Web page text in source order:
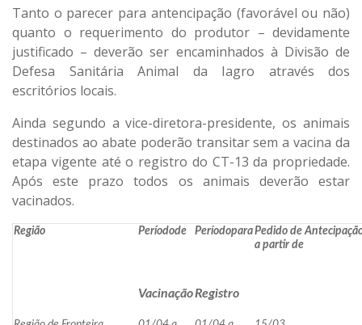
Tanto o parecer para antencipação (favorável ou não)
quanto o requerimento do produtor – devidamente
justificado – deverão ser encaminhados à Divisão de
Defesa Sanitária Animal da Iagro através dos
escritórios locais.
Ainda segundo a vice-diretora-presidente, os animais
destinados ao abate poderão transitar sem a vacina da
etapa vigente até o registro do CT-13 da propriedade.
Após este prazo todos os animais deverão estar
vacinados.
Região Períodode
Vacinação
Períodopara
Registro
Pedido de
a partir de